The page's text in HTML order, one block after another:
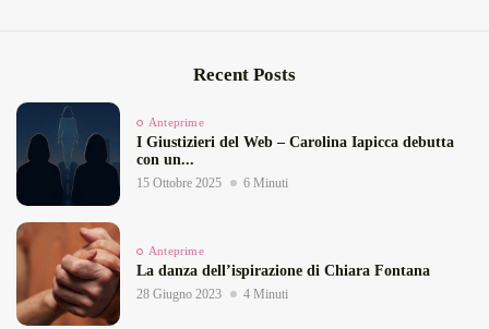
Recent Posts
Anteprime
I Giustizieri del Web – Carolina Iapicca debutta
con un...
15 Ottobre 2025 6 Minuti
Anteprime
La danza dell’ispirazione di Chiara Fontana
28 Giugno 2023 4 Minuti